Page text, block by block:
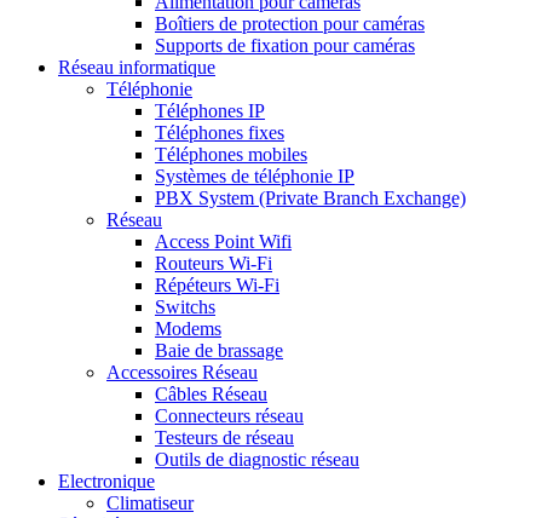
Boîtiers de protection pour caméras
Supports de fixation pour caméras
Réseau informatique
Téléphonie
Téléphones IP
Téléphones fixes
Téléphones mobiles
Systèmes de téléphonie IP
PBX System (Private Branch Exchange)
Réseau
Access Point Wifi
Routeurs Wi-Fi
Répéteurs Wi-Fi
Switchs
Modems
Baie de brassage
Accessoires Réseau
Câbles Réseau
Connecteurs réseau
Testeurs de réseau
Outils de diagnostic réseau
Electronique
Climatiseur